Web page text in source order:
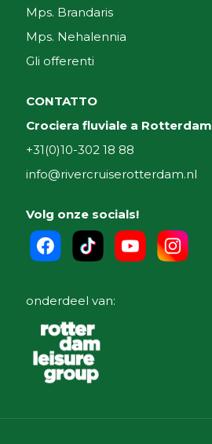
Mps. Brandaris
Mps. Nehalennia
Gli offerenti
CONTATTO
Crociera fluviale a Rotterdam
+31(0)10-302 18 88
info@rivercruiserotterdam.nl
Volg onze socials!
onderdeel van: